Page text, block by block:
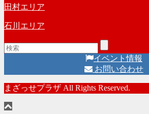
田村エリア
石川エリア
イベント情報
お問い合わせ
まざっせプラザ All Rights Reserved.